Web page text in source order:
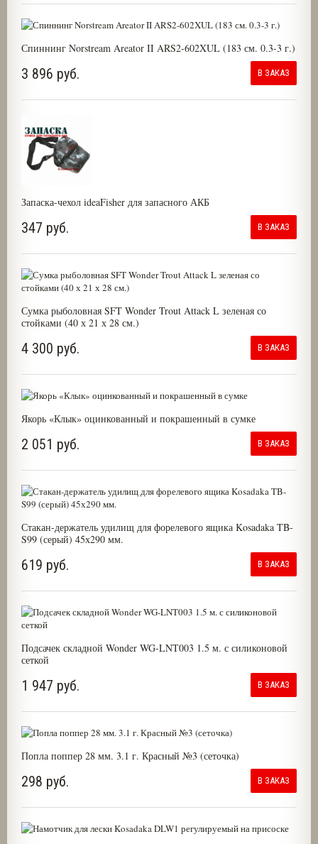
Спиннинг Norstream Areator II ARS2-602XUL (183 см. 0.3-3 г.)
3 896 руб. В ЗАКАЗ
Запаска-чехол ideaFisher для запасного АКБ
347 руб. В ЗАКАЗ
Сумка рыболовная SFT Wonder Trout Attack L зеленая со
стойками (40 х 21 х 28 см.)
4 300 руб. В ЗАКАЗ
Якорь «Клык» оцинкованный и покрашенный в сумке
2 051 руб. В ЗАКАЗ
Стакан-держатель удилищ для форелевого ящика Kosadaka TB-
S99 (серый) 45х290 мм.
619 руб. В ЗАКАЗ
Подсачек складной Wonder WG-LNT003 1.5 м. с силиконовой
сеткой
1 947 руб. В ЗАКАЗ
Попла поппер 28 мм. 3.1 г. Красный №3 (сеточка)
298 руб. В ЗАКАЗ